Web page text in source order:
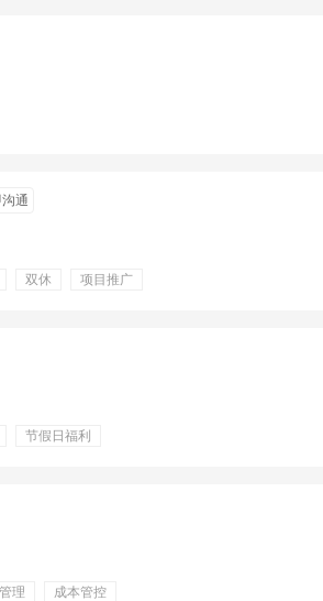
通
双休
项目推广
节假日福利
理
成本管控